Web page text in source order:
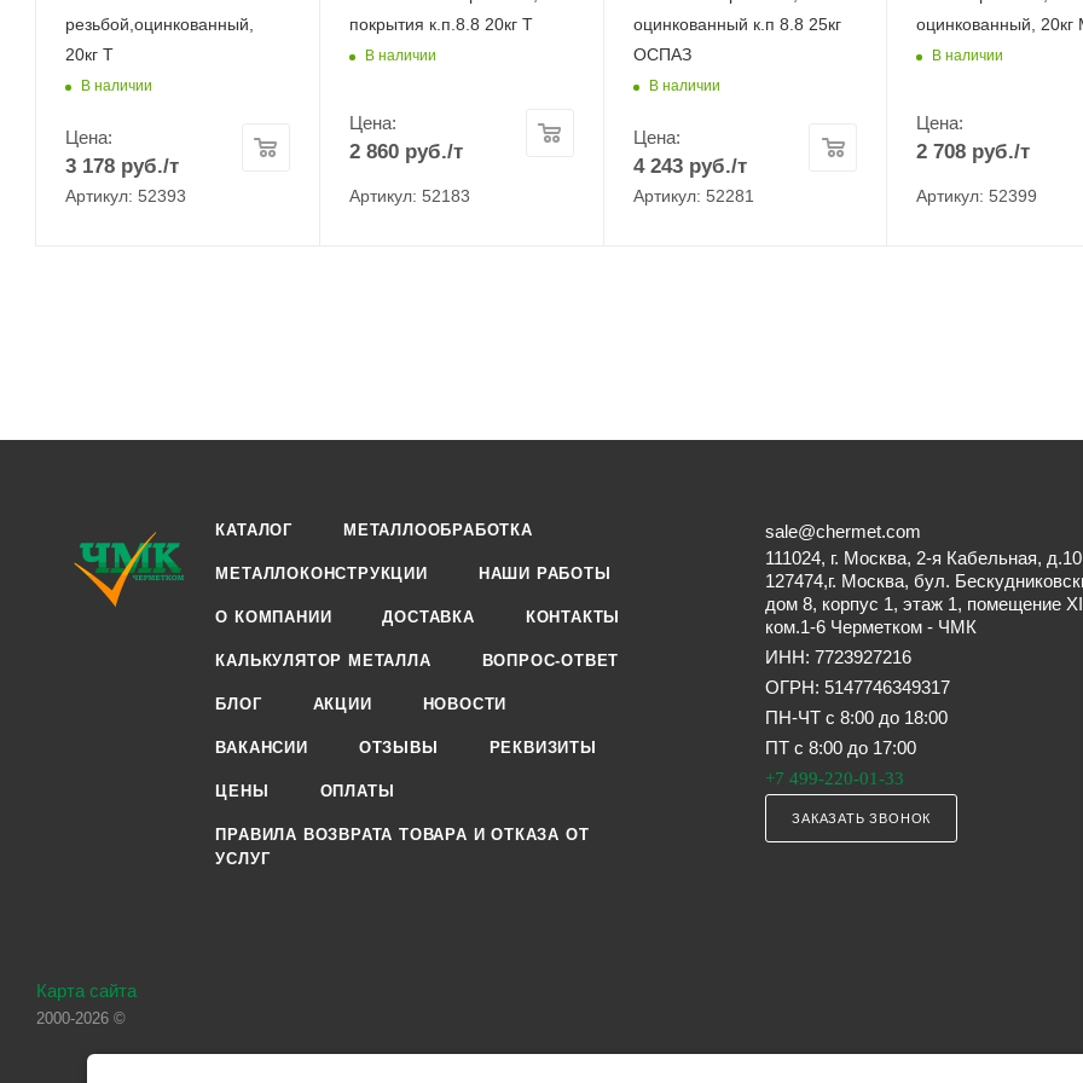
резьбой,оцинкованный,
20кг Т
В наличии
Цена:
3 178 руб./т
Артикул: 52393
покрытия к.п.8.8 20кг Т
В наличии
Цена:
2 860руб./т
Артикул: 52183
оцинкованный к.п 8.8 25кг
ОСПАЗ
В наличии
Цена:
4 243руб./т
Артикул: 52281
оцинкованный,
В наличии
Цена:
2 708 руб./т
Артикул: 52399
КАТАЛОГ МЕТАЛЛООБРАБОТКА
МЕТАЛЛОКОНСТРУКЦИИ НАШИ РАБОТЫ
О КОМПАНИИ ДОСТАВКА КОНТАКТЫ
КАЛЬКУЛЯТОР МЕТАЛЛА ВОПРОС-ОТВЕТ
БЛОГ АКЦИИ НОВОСТИ
ВАКАНСИИ ОТЗЫВЫ РЕКВИЗИТЫ
ЦЕНЫ ОПЛАТЫ
ПРАВИЛА ВОЗВРАТА ТОВАРА И ОТКАЗА ОТ
УСЛУГ
sale@chermet.com
111024, г. Москва, 2-я Кабельная, д.10
127474,г. Москва, бул.
дом 8, корпус 1, этаж 1, помещение
ком.1-6 Черметком - ЧМК
ИНН: 7723927216
ОГРН: 5147746349317
ПН-ЧТ с 8:00 до 18:00
ПТ с 8:00 до 17:00
+7 499-220-01-33
ЗАКАЗАТЬ ЗВОНОК
Карта сайта
2000-2026 ©